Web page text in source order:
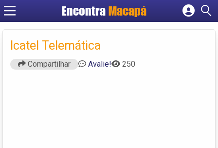
EncontraMacapá
Cadastrar empresa
Criar conta
Icatel Telemática
Compartilhar Avalie! 250